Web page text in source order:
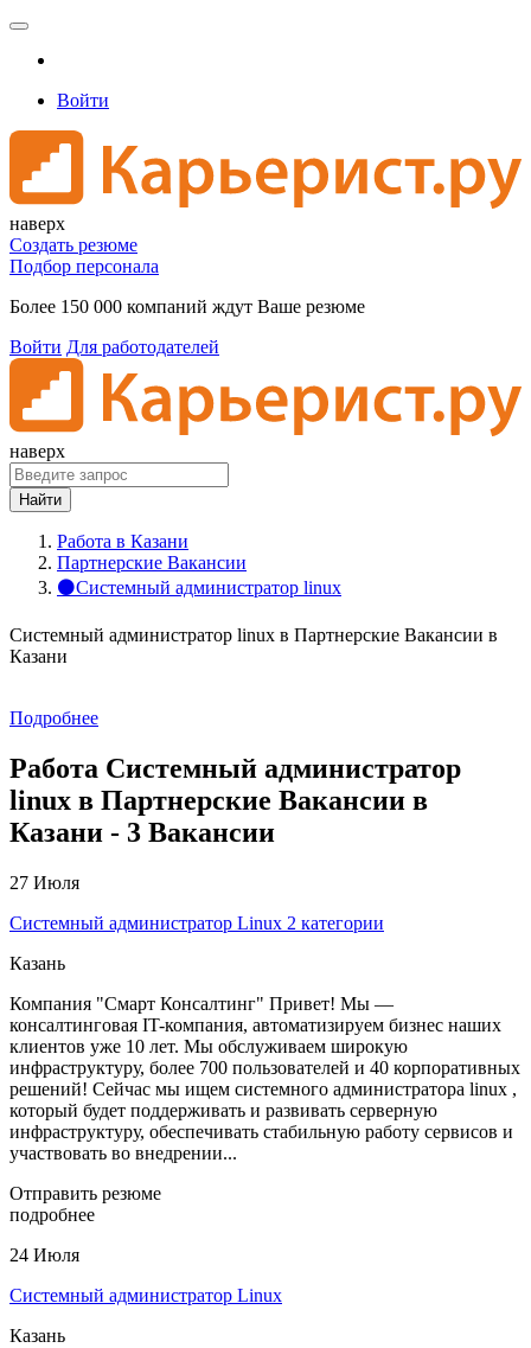
Войти
наверх
Создать резюме
Подбор персонала
Более 150 000 компаний ждут Ваше резюме
Войти Для работодателей
наверх
Найти
Работа в Казани
Партнерские Вакансии
⚫Системный администратор linux
Системный администратор linux в Партнерские Вакансии в
Казани
Подробнее
Работа Системный администратор
linux в Партнерские Вакансии в
Казани - 3 Вакансии
27 Июля
Системный администратор Linux 2 категории
Казань
Компания "Смарт Консалтинг" Привет! Мы —
консалтинговая IT-компания, автоматизируем бизнес наших
клиентов уже 10 лет. Мы обслуживаем широкую
инфраструктуру, более 700 пользователей и 40 корпоративных
решений! Сейчас мы ищем системного администратора linux ,
который будет поддерживать и развивать серверную
инфраструктуру, обеспечивать стабильную работу сервисов и
участвовать во внедрении...
Отправить резюме
подробнее
24 Июля
Системный администратор Linux
Казань